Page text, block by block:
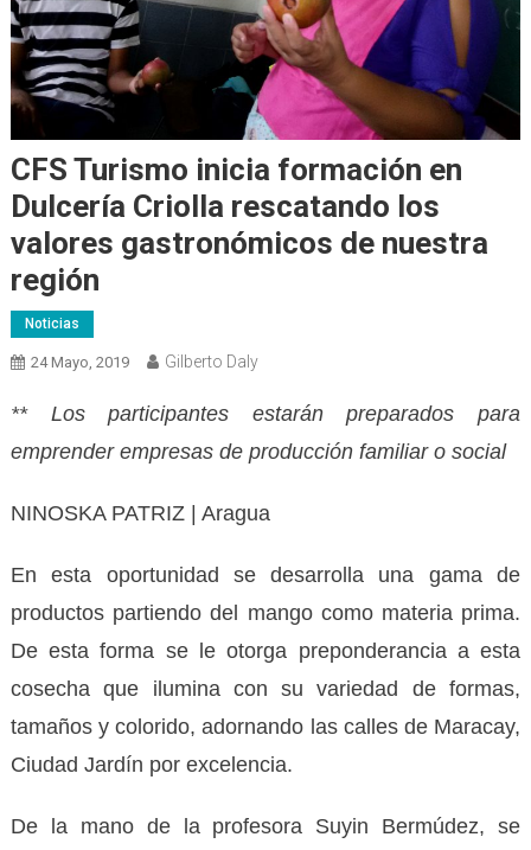
CFS Turismo inicia formación en
Dulcería Criolla rescatando los
valores gastronómicos de nuestra
región
Noticias
24 Mayo, 2019 Gilberto Daly
** Los participantes estarán preparados para
emprender empresas de producción familiar o social
NINOSKA PATRIZ | Aragua
En esta oportunidad se desarrolla una gama de
productos partiendo del mango como materia prima.
De esta forma se le otorga preponderancia a esta
cosecha que ilumina con su variedad de formas,
tamaños y colorido, adornando las calles de Maracay,
Ciudad Jardín por excelencia.
De la mano de la profesora Suyin Bermúdez, se